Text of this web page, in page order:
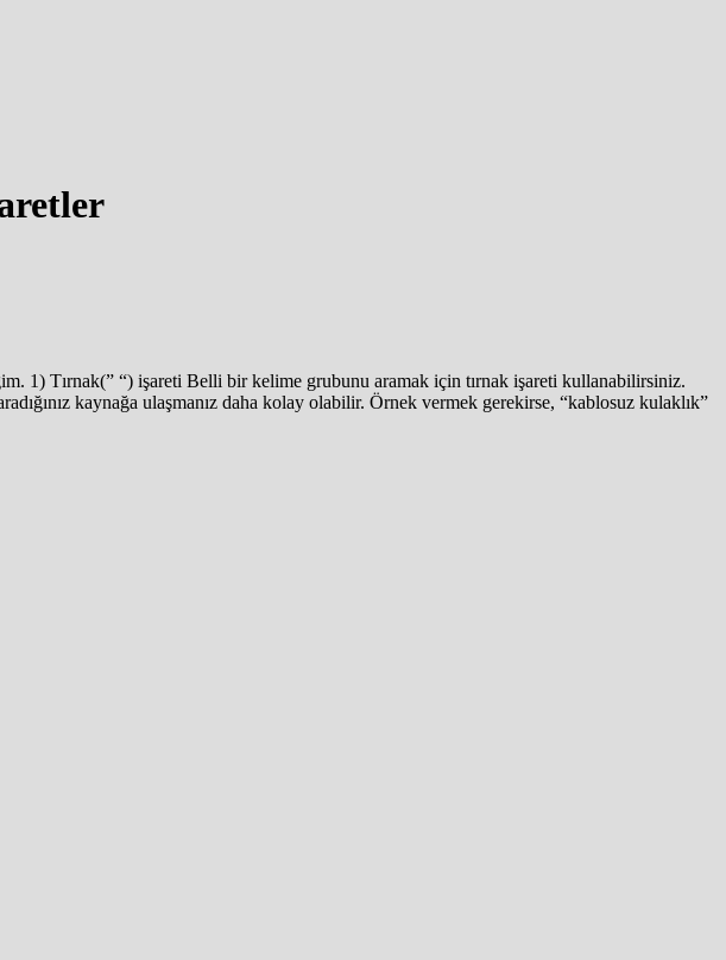
1) Tırnak(” “) işareti Belli bir kelime grubunu aramak için tırnak işareti kullanabilirsiniz.
kaynağa ulaşmanız daha kolay olabilir. Örnek vermek gerekirse, “kablosuz kulaklık”